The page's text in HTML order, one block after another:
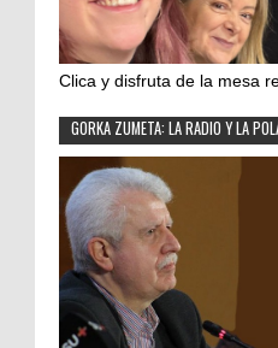
Clica y disfruta de la mesa
GORKA ZUMETA: LA RADIO Y LA